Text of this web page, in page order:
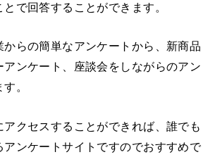
で回答することができます。
からの簡単なアンケートから、新商品
アンケート、座談会をしながらのアン
。
アクセスすることができれば、誰でも
アンケートサイトですのでおすすめで